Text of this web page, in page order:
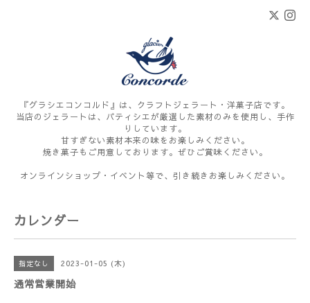
『グラシエコンコルド』は、クラフトジェラート・洋菓子店です。
当店のジェラートは、パティシエが厳選した素材のみを使用し、手作
りしています。
甘すぎない素材本来の味をお楽しみください。
焼き菓子もご用意しております。ぜひご賞味ください。
オンラインショップ・イベント等で、引き続きお楽しみください。
カレンダー
指定なし 2023-01-05 (木)
通常営業開始